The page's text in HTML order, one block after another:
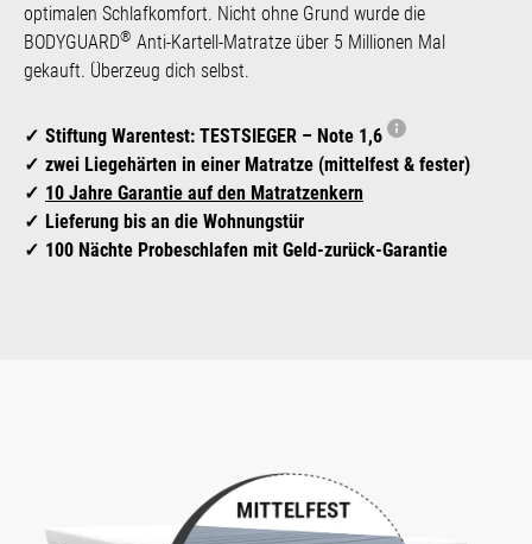
optimalen Schlafkomfort. Nicht ohne Grund wurde die
BODYGUARD® Anti-Kartell-Matratze über 5 Millionen Mal
gekauft. Überzeug dich selbst.
Stiftung Warentest: TESTSIEGER – Note 1,6
zwei Liegehärten in einer Matratze (mittelfest & fester)
10 Jahre Garantie auf den Matratzenkern
Lieferung bis an die Wohnungstür
100 Nächte Probeschlafen mit Geld-zurück-Garantie